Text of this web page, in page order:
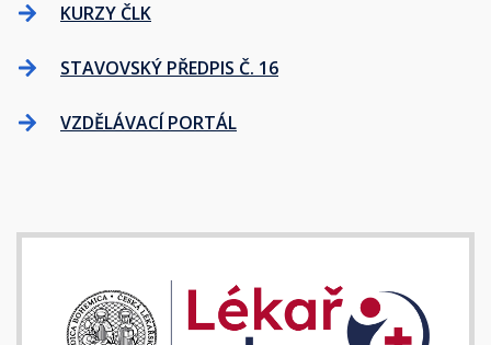
KURZY ČLK
STAVOVSKÝ PŘEDPIS Č. 16
VZDĚLÁVACÍ PORTÁL